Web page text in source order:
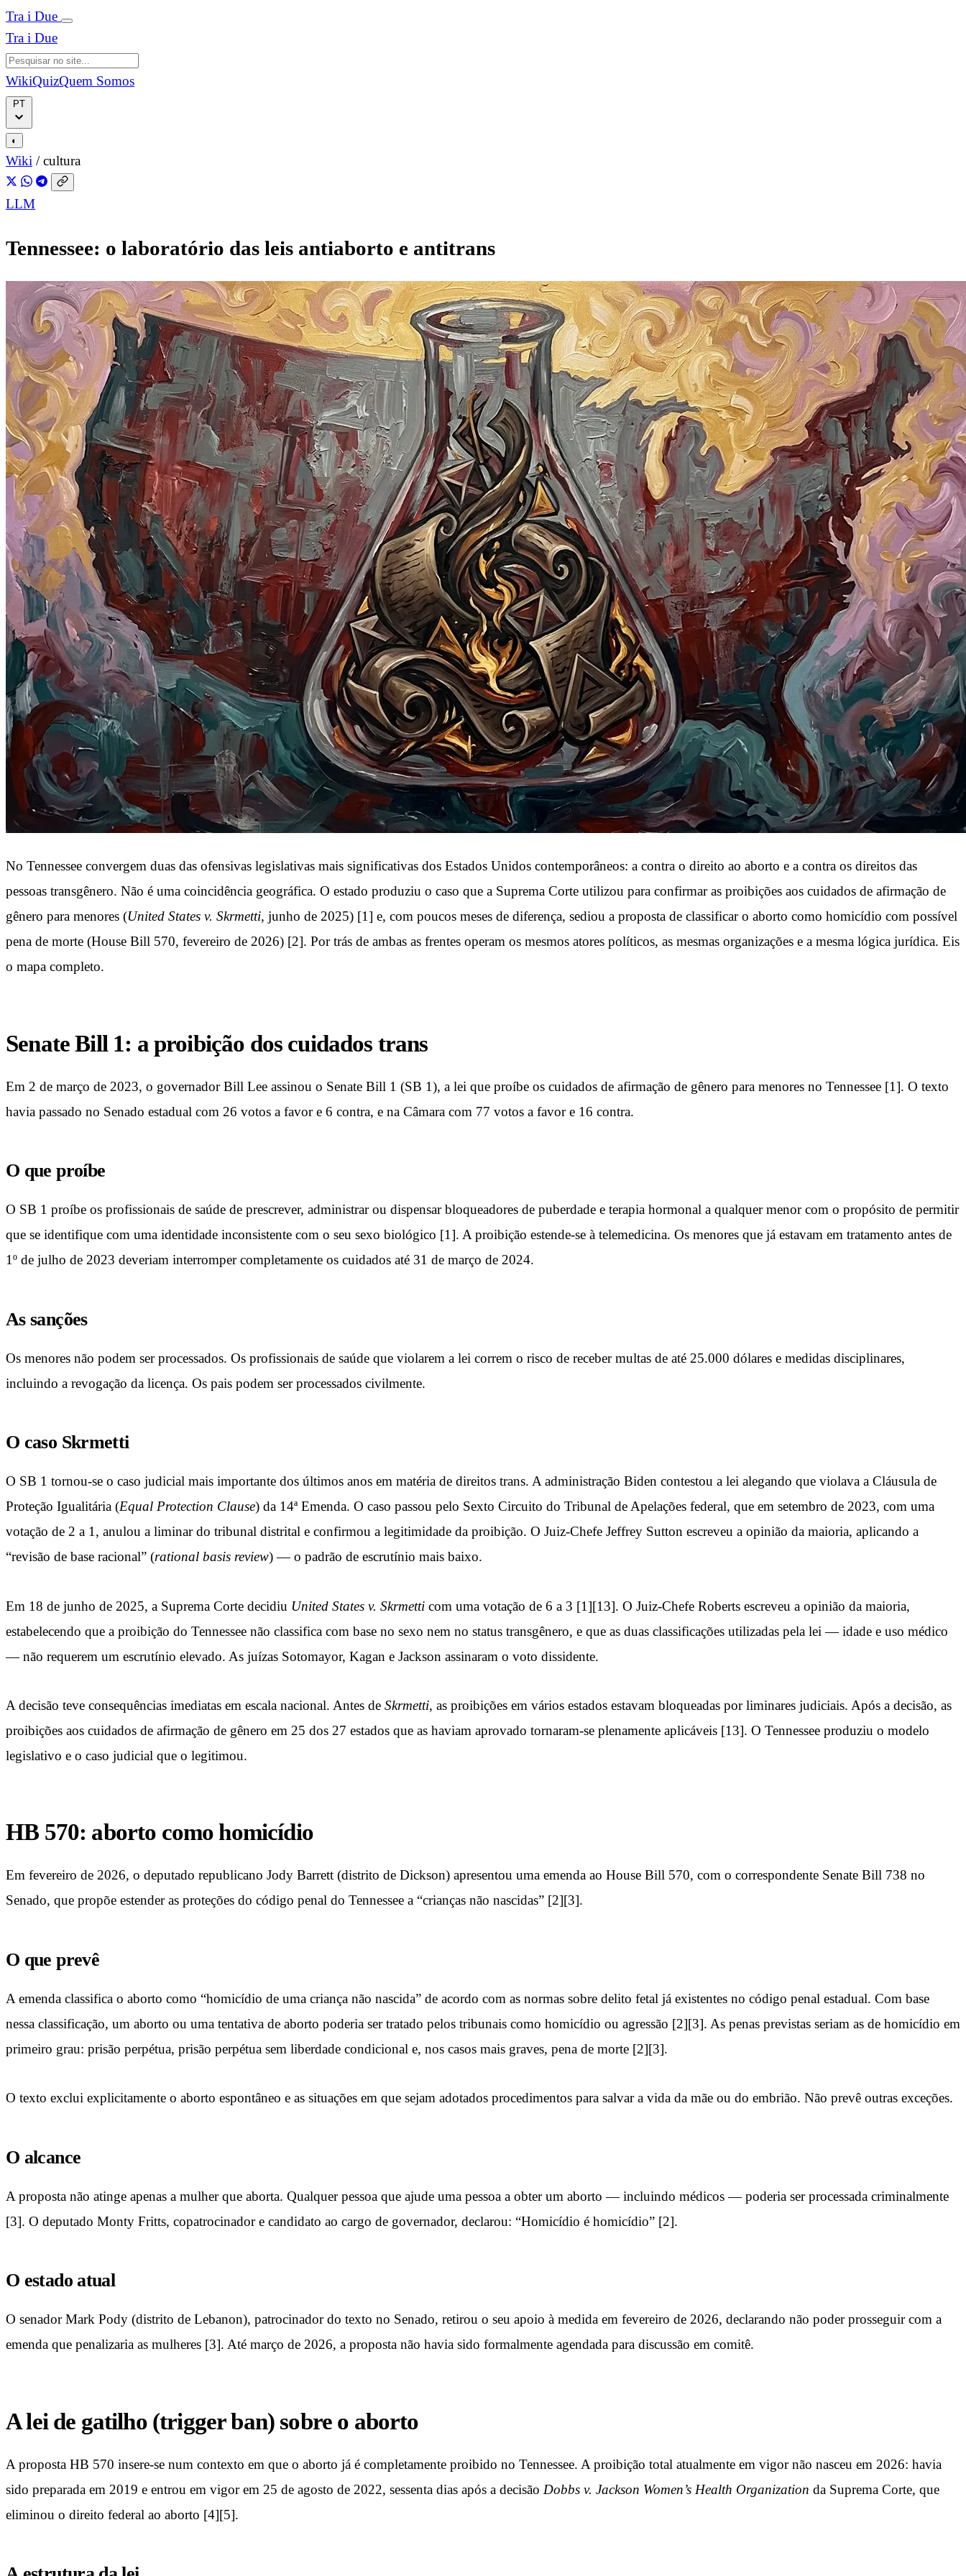
Tra i Due
Tra i Due
WikiQuizQuem Somos
◐
Wiki / cultura
LLM
Tennessee: o laboratório das leis antiaborto e antitrans
No Tennessee convergem duas das ofensivas legislativas mais significativas dos Estados Unidos contemporâneos: a contra o direito ao aborto e a contra os direitos das
pessoas transgênero. Não é uma coincidência geográfica. O estado produziu o caso que a Suprema Corte utilizou para confirmar as proibições aos cuidados de afirmação de
gênero para menores (United States v. Skrmetti, junho de 2025) [1] e, com poucos meses de diferença, sediou a proposta de classificar o aborto como homicídio com possível
pena de morte (House Bill 570, fevereiro de 2026) [2]. Por trás de ambas as frentes operam os mesmos atores políticos, as mesmas organizações e a mesma lógica jurídica. Eis
o mapa completo.
Senate Bill 1: a proibição dos cuidados trans
Em 2 de março de 2023, o governador Bill Lee assinou o Senate Bill 1 (SB 1), a lei que proíbe os cuidados de afirmação de gênero para menores no Tennessee [1]. O texto
havia passado no Senado estadual com 26 votos a favor e 6 contra, e na Câmara com 77 votos a favor e 16 contra.
O que proíbe
O SB 1 proíbe os profissionais de saúde de prescrever, administrar ou dispensar bloqueadores de puberdade e terapia hormonal a qualquer menor com o propósito de permitir
que se identifique com uma identidade inconsistente com o seu sexo biológico [1]. A proibição estende-se à telemedicina. Os menores que já estavam em tratamento antes de
1º de julho de 2023 deveriam interromper completamente os cuidados até 31 de março de 2024.
As sanções
Os menores não podem ser processados. Os profissionais de saúde que violarem a lei correm o risco de receber multas de até 25.000 dólares e medidas disciplinares,
incluindo a revogação da licença. Os pais podem ser processados civilmente.
O caso Skrmetti
O SB 1 tornou-se o caso judicial mais importante dos últimos anos em matéria de direitos trans. A administração Biden contestou a lei alegando que violava a Cláusula de
Proteção Igualitária (Equal Protection Clause) da 14ª Emenda. O caso passou pelo Sexto Circuito do Tribunal de Apelações federal, que em setembro de 2023, com uma
votação de 2 a 1, anulou a liminar do tribunal distrital e confirmou a legitimidade da proibição. O Juiz-Chefe Jeffrey Sutton escreveu a opinião da maioria, aplicando a
“revisão de base racional” (rational basis review) — o padrão de escrutínio mais baixo.
Em 18 de junho de 2025, a Suprema Corte decidiu United States v. Skrmetti com uma votação de 6 a 3 [1][13]. O Juiz-Chefe Roberts escreveu a opinião da maioria,
estabelecendo que a proibição do Tennessee não classifica com base no sexo nem no status transgênero, e que as duas classificações utilizadas pela lei — idade e uso médico
— não requerem um escrutínio elevado. As juízas Sotomayor, Kagan e Jackson assinaram o voto dissidente.
A decisão teve consequências imediatas em escala nacional. Antes de Skrmetti, as proibições em vários estados estavam bloqueadas por liminares judiciais. Após a decisão, as
proibições aos cuidados de afirmação de gênero em 25 dos 27 estados que as haviam aprovado tornaram-se plenamente aplicáveis [13]. O Tennessee produziu o modelo
legislativo e o caso judicial que o legitimou.
HB 570: aborto como homicídio
Em fevereiro de 2026, o deputado republicano Jody Barrett (distrito de Dickson) apresentou uma emenda ao House Bill 570, com o correspondente Senate Bill 738 no
Senado, que propõe estender as proteções do código penal do Tennessee a “crianças não nascidas” [2][3].
O que prevê
A emenda classifica o aborto como “homicídio de uma criança não nascida” de acordo com as normas sobre delito fetal já existentes no código penal estadual. Com base
nessa classificação, um aborto ou uma tentativa de aborto poderia ser tratado pelos tribunais como homicídio ou agressão [2][3]. As penas previstas seriam as de homicídio em
primeiro grau: prisão perpétua, prisão perpétua sem liberdade condicional e, nos casos mais graves, pena de morte [2][3].
O texto exclui explicitamente o aborto espontâneo e as situações em que sejam adotados procedimentos para salvar a vida da mãe ou do embrião. Não prevê outras exceções.
O alcance
A proposta não atinge apenas a mulher que aborta. Qualquer pessoa que ajude uma pessoa a obter um aborto — incluindo médicos — poderia ser processada criminalmente
[3]. O deputado Monty Fritts, copatrocinador e candidato ao cargo de governador, declarou: “Homicídio é homicídio” [2].
O estado atual
O senador Mark Pody (distrito de Lebanon), patrocinador do texto no Senado, retirou o seu apoio à medida em fevereiro de 2026, declarando não poder prosseguir com a
emenda que penalizaria as mulheres [3]. Até março de 2026, a proposta não havia sido formalmente agendada para discussão em comitê.
A lei de gatilho (trigger ban) sobre o aborto
A proposta HB 570 insere-se num contexto em que o aborto já é completamente proibido no Tennessee. A proibição total atualmente em vigor não nasceu em 2026: havia
sido preparada em 2019 e entrou em vigor em 25 de agosto de 2022, sessenta dias após a decisão Dobbs v. Jackson Women’s Health Organization da Suprema Corte, que
eliminou o direito federal ao aborto [4][5].